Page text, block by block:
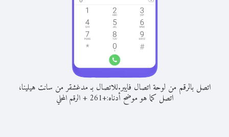
اتصل بالرقم من لوحة اتصال فايبر.للاتصال بـ مدغشقر من سانت هيلينا،
اتصل كما هو موضح أدناه:+
261
+الرقم المحلي